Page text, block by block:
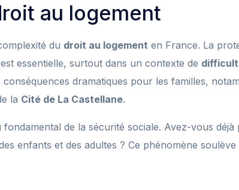
au logement
du droit au logement en France. La
essentielle, surtout dans un contexte de
dramatiques pour les familles,
la Cité de La Castellane.
de la sécurité sociale. Avez-vous déjà
enfants et des adultes ? Ce phénomène